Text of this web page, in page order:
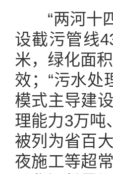
“两河十四
设截污管线
米，绿化面
效；“污水处
模式主导建
理能力3万吨
被列为省百
夜施工等超